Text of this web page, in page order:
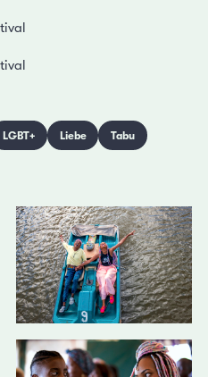
LGBT+ Liebe Tabu